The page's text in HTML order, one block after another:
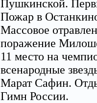
Пушкинской.
Пожар в
Массовое
поражение
11 место на
всенародные
Марат Сафин.
Гимн России.